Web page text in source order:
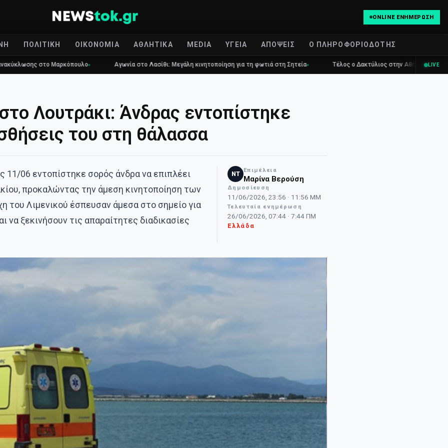
ONLINE ΕΝΗΜΈΡΩΣΗ
ΠΟΛΙΤΙΚΉ ΟΙΚΟΝΟΜΊΑ ΑΘΛΗΤΙΚΆ MEDIA ΥΓΕΊΑ ΑΠΌΨΕΙΣ Ο ΠΛΗΡΟΦΟΡΙΟΔΌΤΗΣ
στο Μαρκόπουλο Αγωνία στο Λασίθι: Μεγάλη κινητοποίηση για τη φωτιά στη Σητεία Τέλος ο Δακτύλιος στην Αθήνα: Ελεύθερη ηLIVE
Λουτράκι: Άνδρας εντοπίστηκε
του στη θάλασσα
11/06 εντοπίστηκε σορός άνδρα να επιπλέει
προκαλώντας την άμεση κινητοποίηση των
του Λιμενικού έσπευσαν άμεσα στο σημείο για
να ξεκινήσουν τις απαραίτητες διαδικασίες
NT Επιμέλεια
Μαρίνα Βερούση
Δημοσίευση
11/06/2026, 23:56 · 11:56 ΜΜ
Τελευταία ενημέρωση
26/06/2026, 07:44 · 7:44 ΠΜ
Ελλάδα